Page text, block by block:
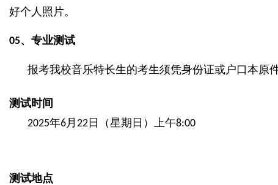
好个人照片。
05、 专业测试
报考我校音乐特长生的考生须凭身份证或户口本原
测试时间
2025年6月 22日（星期日）上午8:00
测试地点